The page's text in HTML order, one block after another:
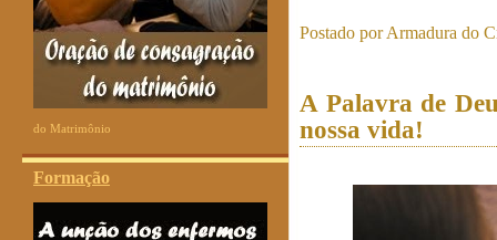
do Matrimônio
Formação
Postado porArmadura do
A Palavra de
nossa vida!